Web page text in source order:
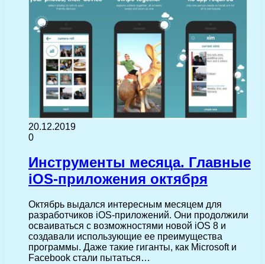
20.12.2019
0
Инструменты месяца. Главные
iOS-приложения октября
Октябрь выдался интересным месяцем для
разработчиков iOS-приложений. Они продолжили
осваиваться с возможностями новой iOS 8 и
создавали использующие ее преимущества
программы. Даже такие гиганты, как Microsoft и
Facebook стали пытаться…